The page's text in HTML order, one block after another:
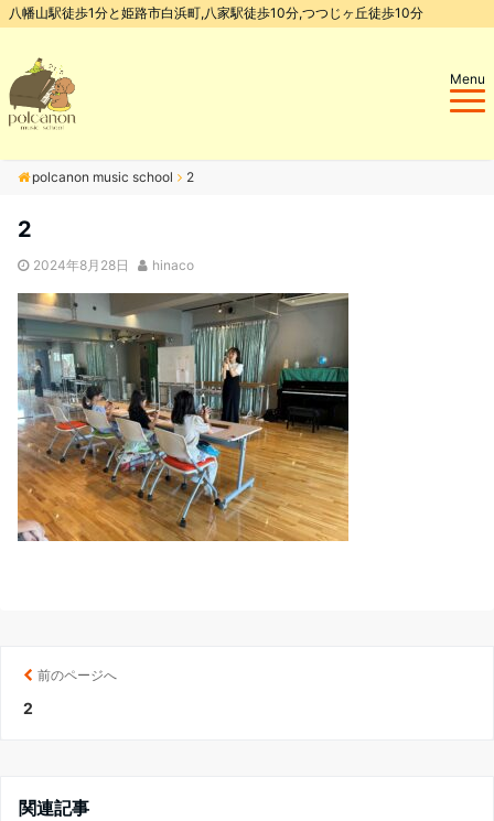
八幡山駅徒歩1分と姫路市白浜町,八家駅徒歩10分,つつじヶ丘徒歩10分
Menu
polcanon music school 2
2
2024年8月28日 hinaco
前のページへ
2
関連記事